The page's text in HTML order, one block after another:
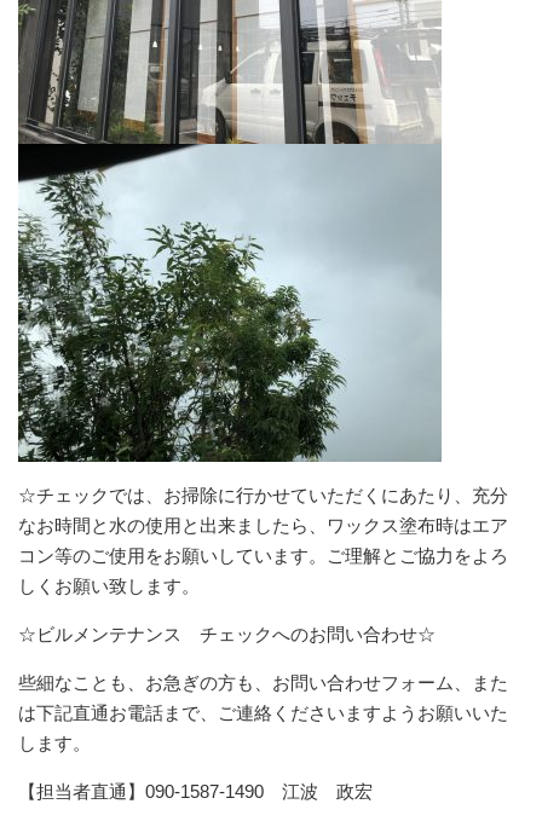
☆チェックでは、お掃除に行かせていただくにあたり、充分
なお時間と水の使用と出来ましたら、ワックス塗布時はエア
コン等のご使用をお願いしています。ご理解とご協力をよろ
しくお願い致します。
☆ビルメンテナンス チェックへのお問い合わせ☆
些細なことも、お急ぎの方も、お問い合わせフォーム、また
は下記直通お電話まで、ご連絡くださいますようお願いいた
します。
【担当者直通】090-1587-1490 江波 政宏